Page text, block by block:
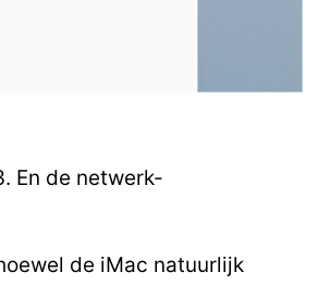
En de netwerk-
de iMac natuurlijk